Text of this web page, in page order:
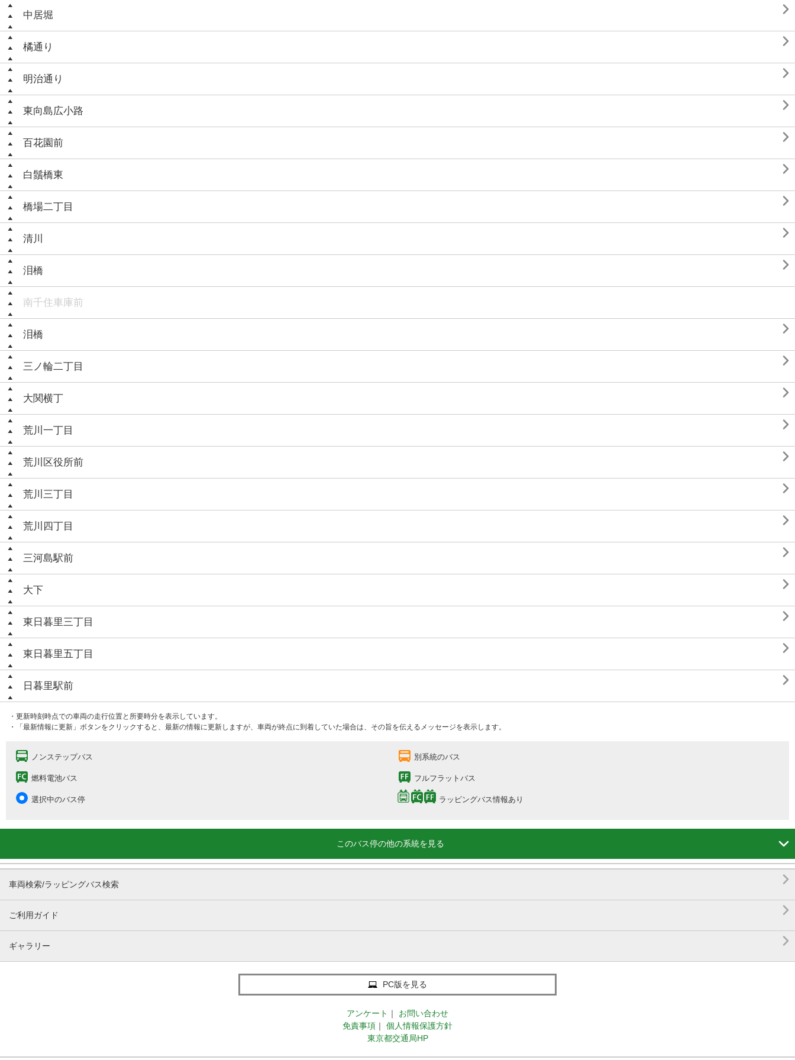
中居堀 
橘通り 
明治通り 
東向島広小路 
百花園前 
白鬚橋東 
橋場二丁目 
清川 
泪橋 
南千住車庫前
泪橋 
三ノ輪二丁目 
大関横丁 
荒川一丁目 
荒川区役所前 
荒川三丁目 
荒川四丁目 
三河島駅前 
大下 
東日暮里三丁目 
東日暮里五丁目 
日暮里駅前 
・更新時刻時点での車両の走行位置と所要時分を表示しています。
・「最新情報に更新」ボタンをクリックすると、最新の情報に更新しますが、車両が終点に到着していた場合は、その旨を伝えるメッセージを表示します。
ノンステップバス 別系統のバス
燃料電池バス フルフラットバス
選択中のバス停 ラッピングバス情報あり
このバス停の他の系統を見る 
車両検索/ラッピングバス検索 
ご利用ガイド 
ギャラリー 
PC版を見る
アンケート ｜
お問い合わせ
免責事項 ｜
個人情報保護方針
東京都交通局HP